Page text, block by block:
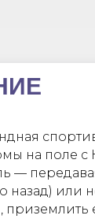
на поле с
—
назад) или
приземлить